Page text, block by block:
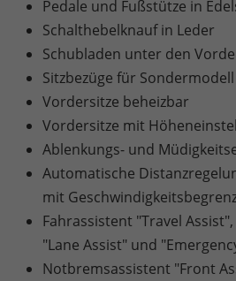
Pedale und Fußstütze in
Schalthebelknauf in Leder
Schubladen unter den
Sitzbezüge für Sondermodell
Vordersitze beheizbar
Vordersitze mit
Ablenkungs- und
Automatische
mit
Fahrassistent "Travel
"Lane Assist" und
Notbremsassistent "Front